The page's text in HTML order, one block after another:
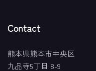
Contact
熊本県熊本市中央区
九品寺5丁目 8-9